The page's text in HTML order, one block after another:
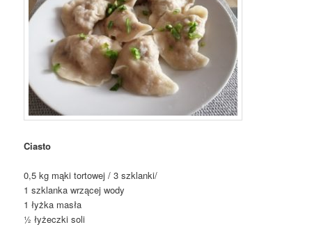
Ciasto
0,5 kg mąki tortowej / 3 szklanki/
1 szklanka wrzącej wody
1 łyżka masła
½ łyżeczki soli